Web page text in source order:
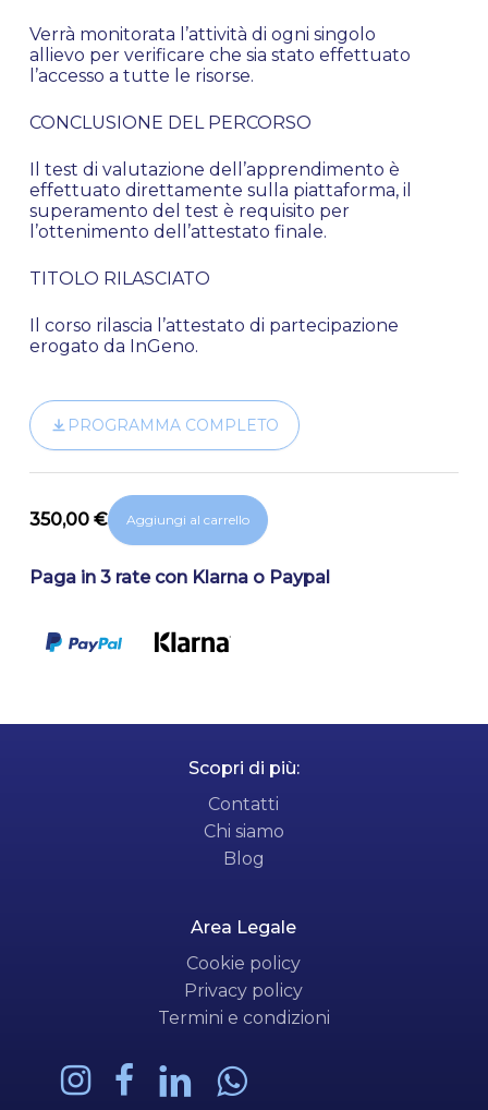
Verrà monitorata l’attività di ogni singolo
allievo per verificare che sia stato effettuato
l’accesso a tutte le risorse.
CONCLUSIONE DEL PERCORSO
Il test di valutazione dell’apprendimento è
effettuato direttamente sulla piattaforma, il
superamento del test è requisito per
l’ottenimento dell’attestato finale.
TITOLO RILASCIATO
Il corso rilascia l’attestato di partecipazione
erogato da InGeno.
PROGRAMMA COMPLETO
350,00 € Aggiungi al carrello
Paga in 3 rate con Klarna o Paypal
Scopri di più:
Contatti
Chi siamo
Blog
Area Legale
Cookie policy
Privacy policy
Termini e condizioni